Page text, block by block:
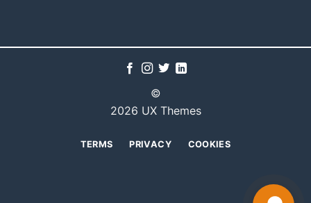
©
2026 UX Themes
TERMS PRIVACY COOKIES